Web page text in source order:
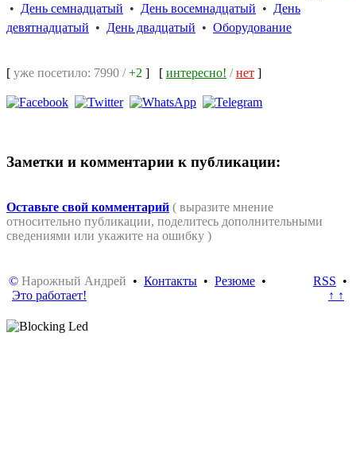
• День семнадцатый • День восемнадцатый • День
девятнадцатый • День двадцатый • Оборудование
[ уже посетило: 7990 /+2 ] [ интересно! /нет ]
Заметки и комментарии к публикации:
Оставьте свой комментарий ( выразите мнение
относительно публикации, поделитесь дополнительными
сведениями или укажите на ошибку )
© Нарожный Андрей • Контакты • Резюме •
Это работает!
RSS •
↑ ↑